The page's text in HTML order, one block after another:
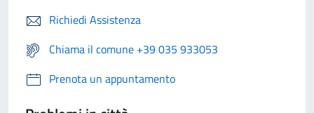
Richiedi Assistenza
Chiama il comune +39 035 933053
Prenota un appuntamento